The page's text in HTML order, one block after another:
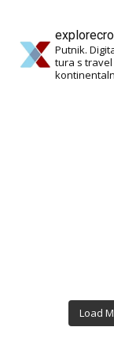
Putnik.
tura s
Load